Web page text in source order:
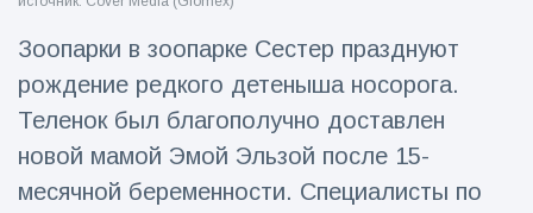
Путешествия и приключения
Последние новости
'Побег'
Зоопарки в зоопарке Сестер празднуют
рождение редкого детеныша носорога.
Теленок был благополучно доставлен
новой мамой Эмой Эльзой после 15-
месячной беременности. Специалисты по